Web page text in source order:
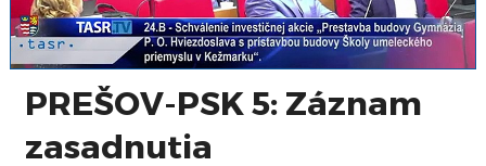
PREŠOV-PSK 5: Záznam
zasadnutia